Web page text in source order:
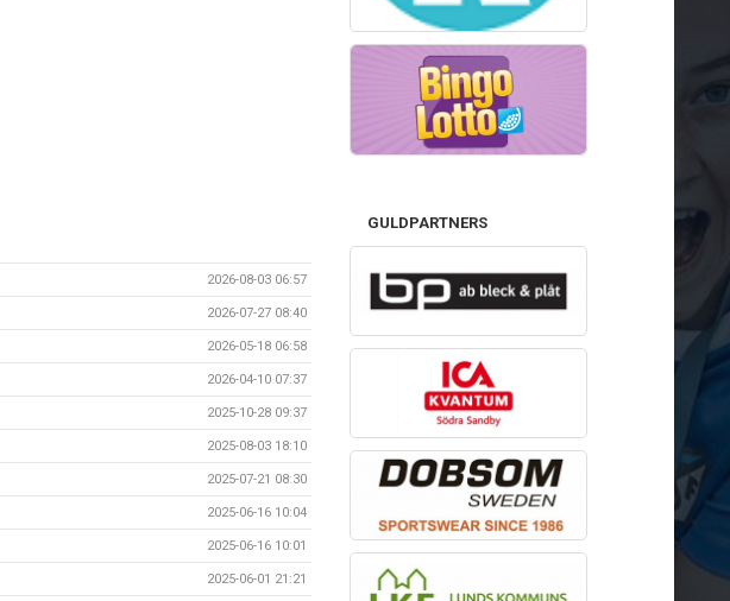
2026-08-03 06:57
2026-07-27 08:40
2026-05-18 06:58
2026-04-10 07:37
2025-10-28 09:37
2025-08-03 18:10
2025-07-21 08:30
2025-06-16 10:04
2025-06-16 10:01
2025-06-01 21:21
GULDPARTNERS